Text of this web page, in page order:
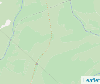
Leaflet